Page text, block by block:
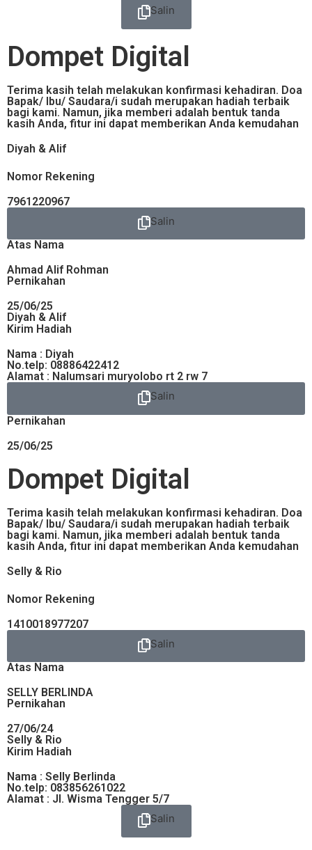
Salin
Dompet Digital
Terima kasih telah melakukan konfirmasi kehadiran. Doa
Bapak/ Ibu/ Saudara/i sudah merupakan hadiah terbaik
bagi kami. Namun, jika memberi adalah bentuk tanda
kasih Anda, fitur ini dapat memberikan Anda kemudahan
Diyah & Alif
Nomor Rekening
7961220967
Salin
Atas Nama
Ahmad Alif Rohman
Pernikahan
25/06/25
Diyah & Alif
Kirim Hadiah
Nama : Diyah
No.telp: 08886422412
Alamat : Nalumsari muryolobo rt 2 rw 7
Salin
Pernikahan
25/06/25
Dompet Digital
Terima kasih telah melakukan konfirmasi kehadiran. Doa
Bapak/ Ibu/ Saudara/i sudah merupakan hadiah terbaik
bagi kami. Namun, jika memberi adalah bentuk tanda
kasih Anda, fitur ini dapat memberikan Anda kemudahan
Selly & Rio
Nomor Rekening
1410018977207
Salin
Atas Nama
SELLY BERLINDA
Pernikahan
27/06/24
Selly & Rio
Kirim Hadiah
Nama : Selly Berlinda
No.telp: 083856261022
Alamat : Jl. Wisma Tengger 5/7
Salin